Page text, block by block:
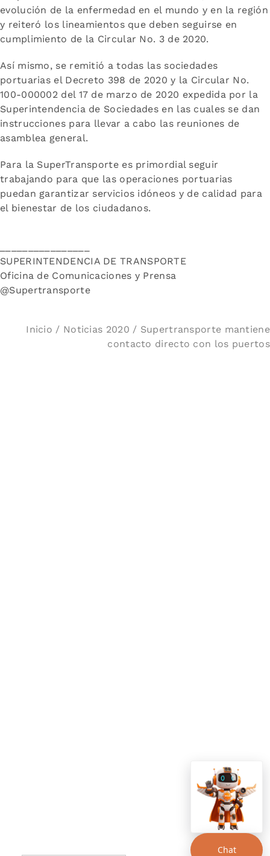
evolución de la enfermedad en el mundo y en la región
y reiteró los lineamientos que deben seguirse en
cumplimiento de la Circular No. 3 de 2020.
Así mismo, se remitió a todas las sociedades
portuarias el Decreto 398 de 2020 y la Circular No.
100-000002 del 17 de marzo de 2020 expedida por la
Superintendencia de Sociedades en las cuales se dan
instrucciones para llevar a cabo las reuniones de
asamblea general.
Para la SuperTransporte es primordial seguir
trabajando para que las operaciones portuarias
puedan garantizar servicios idóneos y de calidad para
el bienestar de los ciudadanos.
SUPERINTENDENCIA DE TRANSPORTE
Oficina de Comunicaciones y Prensa
@Supertransporte
Inicio / Noticias 2020 / Supertransporte mantiene
contacto directo con los puertos
Chat